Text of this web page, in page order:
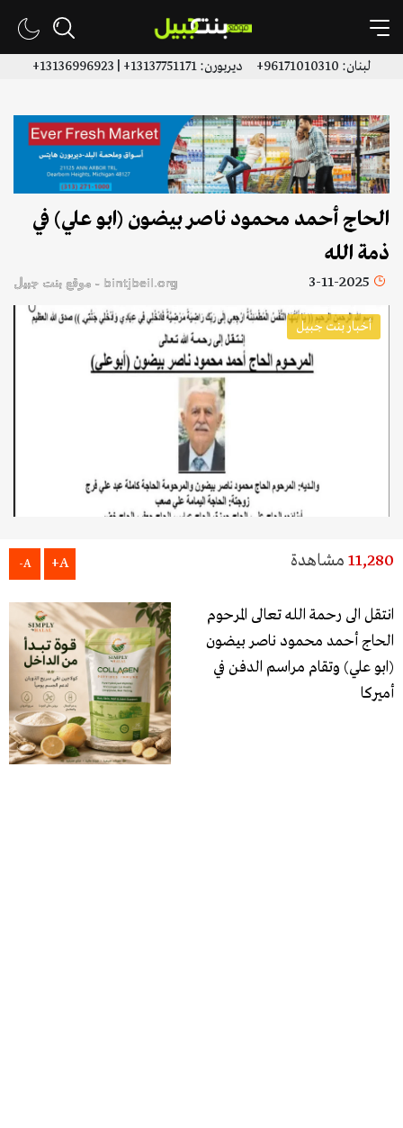
لبنان: 96171010310+ ديربورن: 13137751171+ | 13136996923+
الحاج أحمد محمود ناصر بيضون (ابو علي) في
ذمة الله
3-11-2025 bintjbeil.org - موقع بنت جبيل
أخبار بنت جبيل
11,280 مشاهدة A+
A-
انتقل الى رحمة الله تعالى المرحوم
الحاج أحمد محمود ناصر بيضون
(ابو علي) وتقام مراسم الدفن في
أميركا